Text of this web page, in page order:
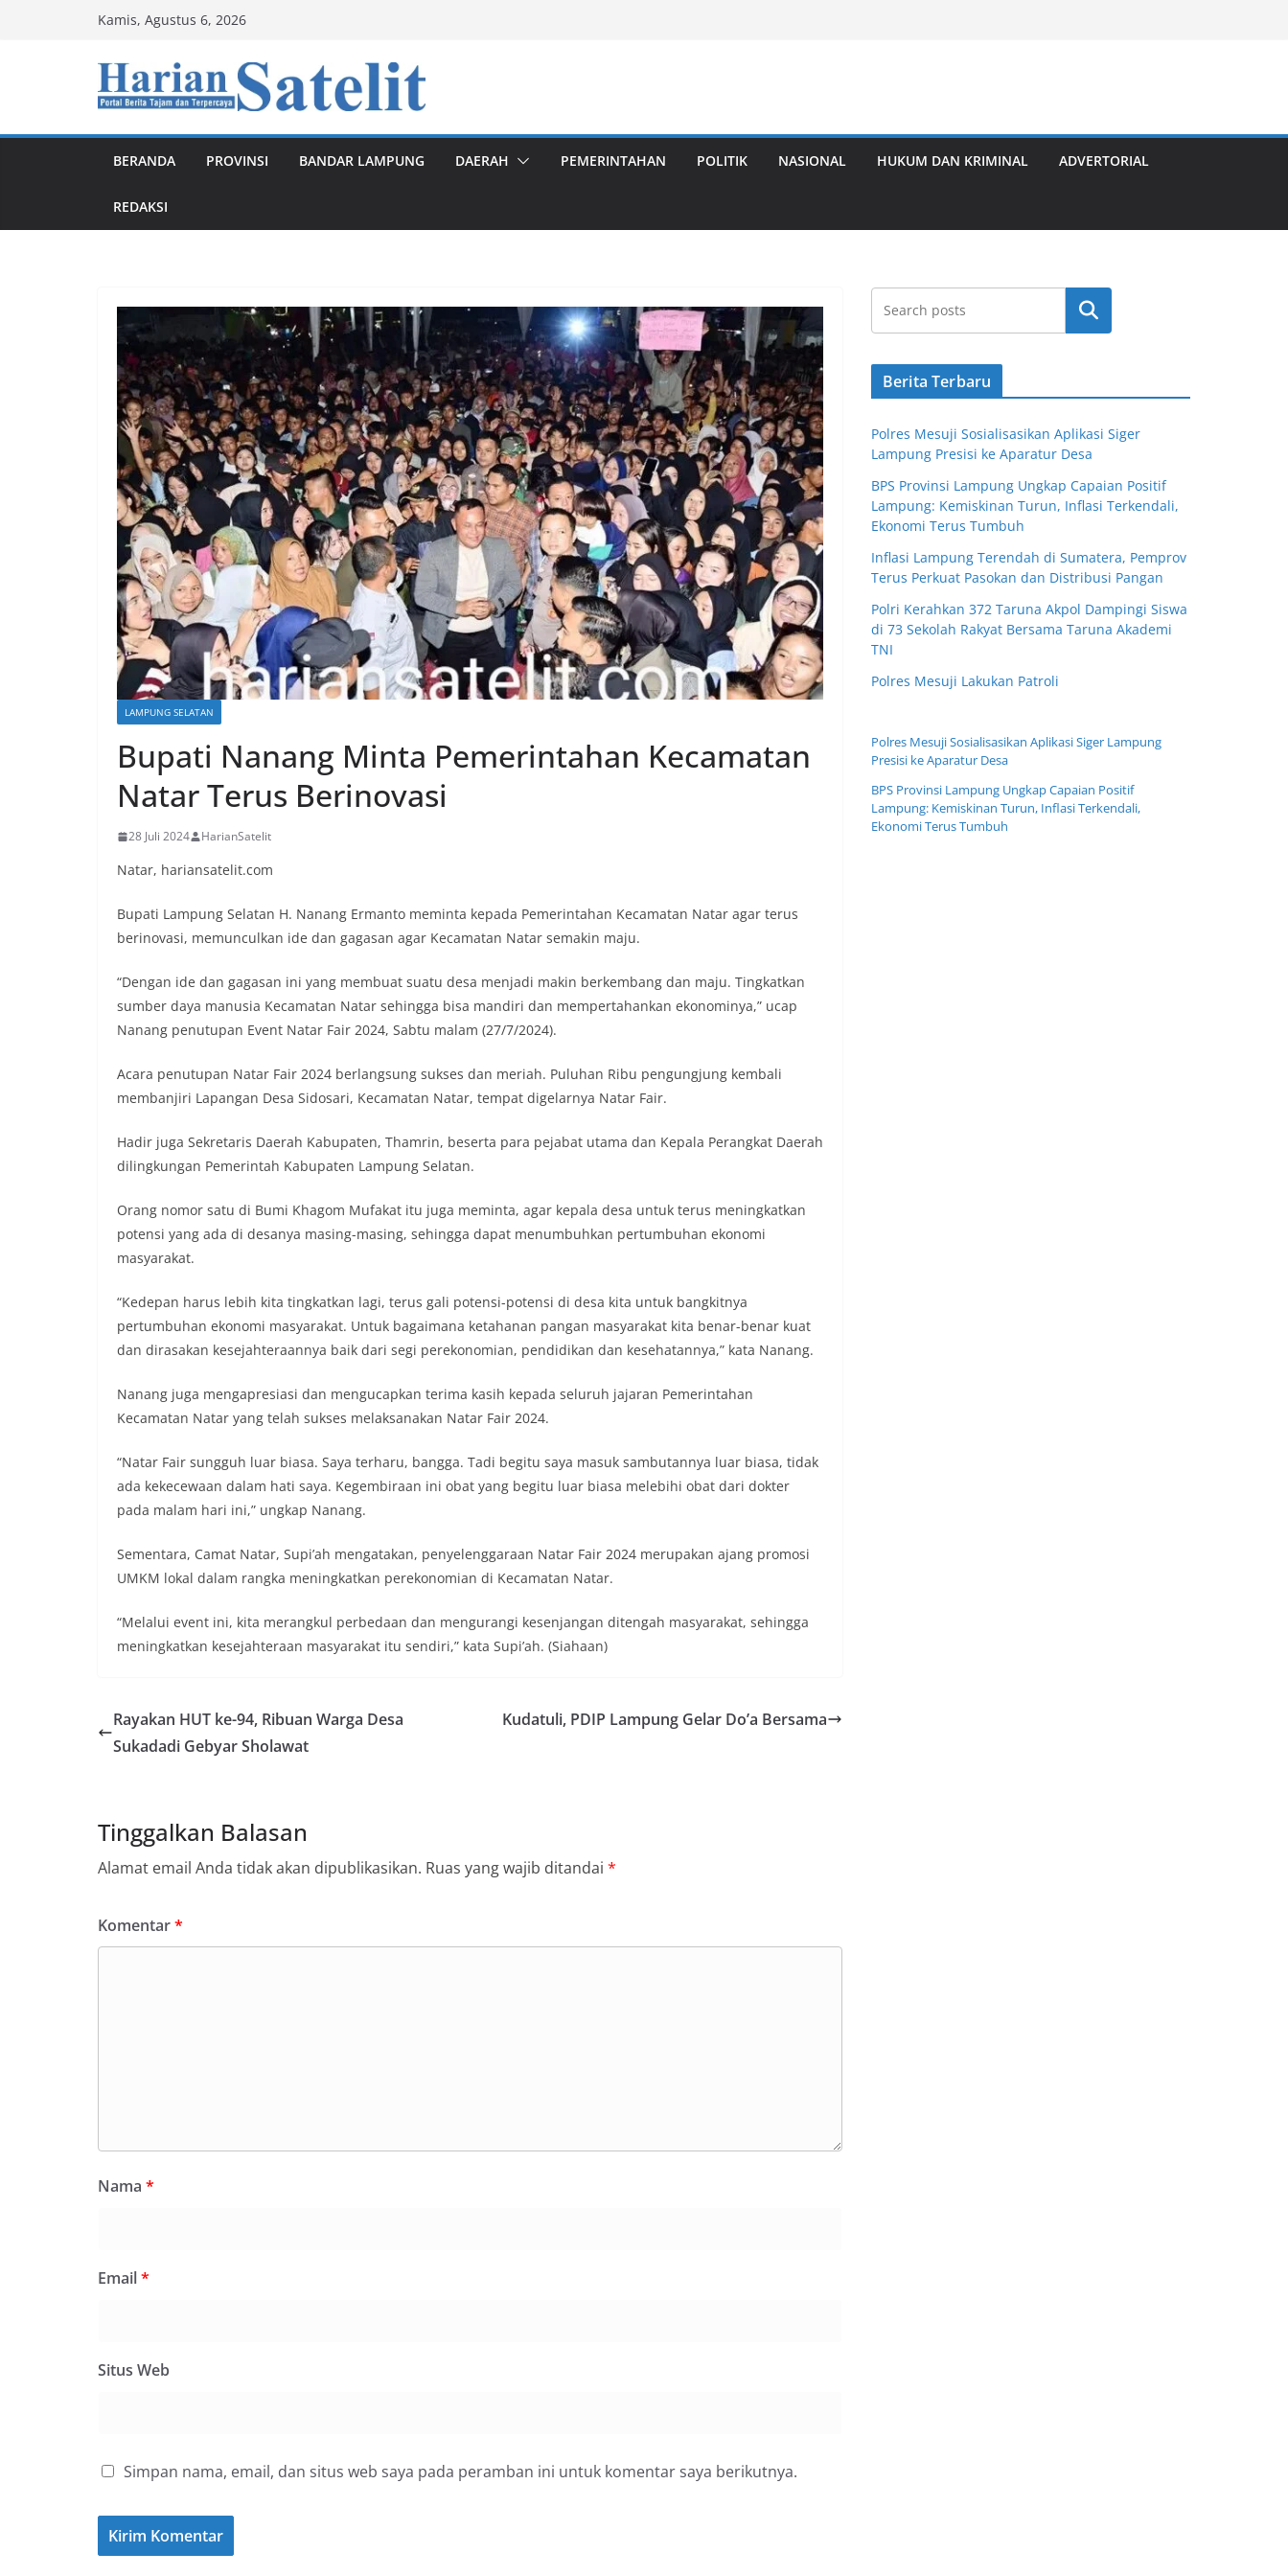
Kamis, Agustus 6, 2026
BERANDA PROVINSI BANDAR LAMPUNG DAERAH PEMERINTAHAN POLITIK NASIONAL HUKUM DAN KRIMINAL ADVERTORIAL
REDAKSI
LAMPUNG SELATAN
Bupati Nanang Minta Pemerintahan Kecamatan
Natar Terus Berinovasi
28 Juli 2024 HarianSatelit
Natar, hariansatelit.com
Bupati Lampung Selatan H. Nanang Ermanto meminta kepada Pemerintahan Kecamatan Natar agar terus
berinovasi, memunculkan ide dan gagasan agar Kecamatan Natar semakin maju.
“Dengan ide dan gagasan ini yang membuat suatu desa menjadi makin berkembang dan maju. Tingkatkan
sumber daya manusia Kecamatan Natar sehingga bisa mandiri dan mempertahankan ekonominya,” ucap
Nanang penutupan Event Natar Fair 2024, Sabtu malam (27/7/2024).
Acara penutupan Natar Fair 2024 berlangsung sukses dan meriah. Puluhan Ribu pengungjung kembali
membanjiri Lapangan Desa Sidosari, Kecamatan Natar, tempat digelarnya Natar Fair.
Hadir juga Sekretaris Daerah Kabupaten, Thamrin, beserta para pejabat utama dan Kepala Perangkat Daerah
dilingkungan Pemerintah Kabupaten Lampung Selatan.
Orang nomor satu di Bumi Khagom Mufakat itu juga meminta, agar kepala desa untuk terus meningkatkan
potensi yang ada di desanya masing-masing, sehingga dapat menumbuhkan pertumbuhan ekonomi
masyarakat.
“Kedepan harus lebih kita tingkatkan lagi, terus gali potensi-potensi di desa kita untuk bangkitnya
pertumbuhan ekonomi masyarakat. Untuk bagaimana ketahanan pangan masyarakat kita benar-benar kuat
dan dirasakan kesejahteraannya baik dari segi perekonomian, pendidikan dan kesehatannya,” kata Nanang.
Nanang juga mengapresiasi dan mengucapkan terima kasih kepada seluruh jajaran Pemerintahan
Kecamatan Natar yang telah sukses melaksanakan Natar Fair 2024.
“Natar Fair sungguh luar biasa. Saya terharu, bangga. Tadi begitu saya masuk sambutannya luar biasa, tidak
ada kekecewaan dalam hati saya. Kegembiraan ini obat yang begitu luar biasa melebihi obat dari dokter
pada malam hari ini,” ungkap Nanang.
Sementara, Camat Natar, Supi’ah mengatakan, penyelenggaraan Natar Fair 2024 merupakan ajang promosi
UMKM lokal dalam rangka meningkatkan perekonomian di Kecamatan Natar.
“Melalui event ini, kita merangkul perbedaan dan mengurangi kesenjangan ditengah masyarakat, sehingga
meningkatkan kesejahteraan masyarakat itu sendiri,” kata Supi’ah. (Siahaan)
Rayakan HUT ke-94, Ribuan Warga Desa
Sukadadi Gebyar Sholawat
Kudatuli, PDIP Lampung Gelar Do’a Bersama
Tinggalkan Balasan
Alamat email Anda tidak akan dipublikasikan. Ruas yang wajib ditandai *
Komentar*
Nama *
Email*
Situs Web
Simpan nama, email, dan situs web saya pada peramban ini untuk komentar saya berikutnya.
Cari
Berita Terbaru
Polres Mesuji Sosialisasikan Aplikasi Siger
Lampung Presisi ke Aparatur Desa
BPS Provinsi Lampung Ungkap Capaian Positif
Lampung: Kemiskinan Turun, Inflasi Terkendali,
Ekonomi Terus Tumbuh
Inflasi Lampung Terendah di Sumatera, Pemprov
Terus Perkuat Pasokan dan Distribusi Pangan
Polri Kerahkan 372 Taruna Akpol Dampingi Siswa
di 73 Sekolah Rakyat Bersama Taruna Akademi
TNI
Polres Mesuji Lakukan Patroli
Polres Mesuji Sosialisasikan Aplikasi Siger Lampung
Presisi ke Aparatur Desa
BPS Provinsi Lampung Ungkap Capaian Positif
Lampung: Kemiskinan Turun, Inflasi Terkendali,
Ekonomi Terus Tumbuh